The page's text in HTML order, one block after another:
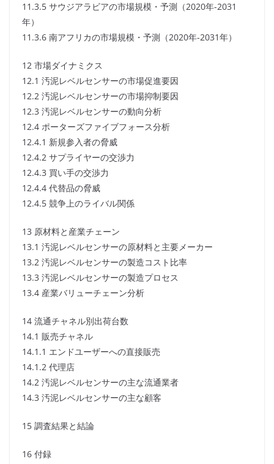
11.3.5 サウジアラビアの市場規模・予測（2020年-2031
年）
11.3.6 南アフリカの市場規模・予測（2020年-2031年）
12 市場ダイナミクス
12.1 汚泥レベルセンサーの市場促進要因
12.2 汚泥レベルセンサーの市場抑制要因
12.3 汚泥レベルセンサーの動向分析
12.4 ポーターズファイブフォース分析
12.4.1 新規参入者の脅威
12.4.2 サプライヤーの交渉力
12.4.3 買い手の交渉力
12.4.4 代替品の脅威
12.4.5 競争上のライバル関係
13 原材料と産業チェーン
13.1 汚泥レベルセンサーの原材料と主要メーカー
13.2 汚泥レベルセンサーの製造コスト比率
13.3 汚泥レベルセンサーの製造プロセス
13.4 産業バリューチェーン分析
14 流通チャネル別出荷台数
14.1 販売チャネル
14.1.1 エンドユーザーへの直接販売
14.1.2 代理店
14.2 汚泥レベルセンサーの主な流通業者
14.3 汚泥レベルセンサーの主な顧客
15 調査結果と結論
16 付録